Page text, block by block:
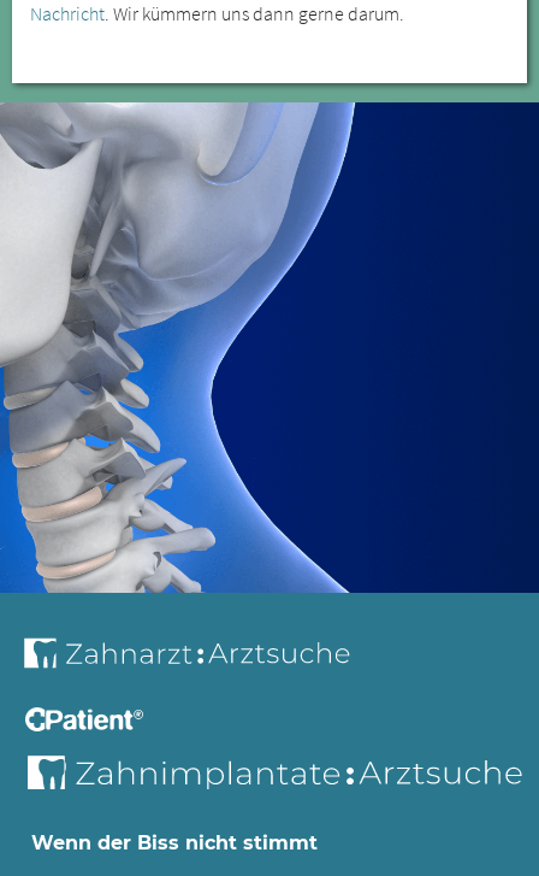
Nachricht. Wir kümmern uns dann gerne darum.
Wenn der Biss nicht stimmt